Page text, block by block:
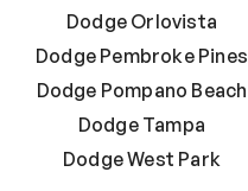
Dodge Orlovista
Dodge Pembroke Pines
Dodge Pompano Beach
Dodge Tampa
Dodge West Park